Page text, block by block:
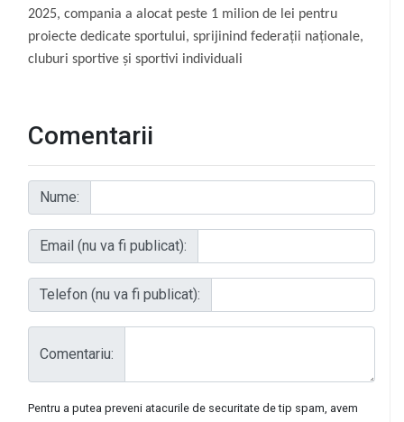
2025, compania a alocat peste 1 milion de lei pentru
proiecte dedicate sportului, sprijinind federații naționale,
cluburi sportive și sportivi individuali
Comentarii
Nume:
Email (nu va fi publicat):
Telefon (nu va fi publicat):
Comentariu:
Pentru a putea preveni atacurile de securitate de tip spam, avem